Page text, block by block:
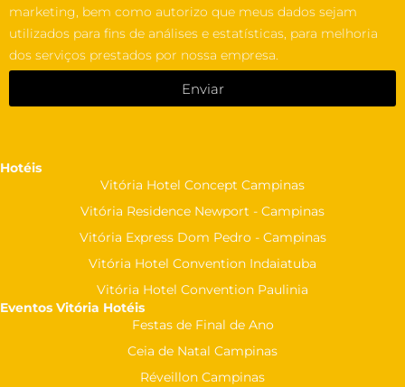
marketing, bem como autorizo que meus dados sejam
utilizados para fins de análises e estatísticas, para melhoria
dos serviços prestados por nossa empresa.
Enviar
Hotéis
Vitória Hotel Concept Campinas
Vitória Residence Newport - Campinas
Vitória Express Dom Pedro - Campinas
Vitória Hotel Convention Indaiatuba
Vitória Hotel Convention Paulinia
Eventos Vitória Hotéis
Festas de Final de Ano
Ceia de Natal Campinas
Réveillon Campinas